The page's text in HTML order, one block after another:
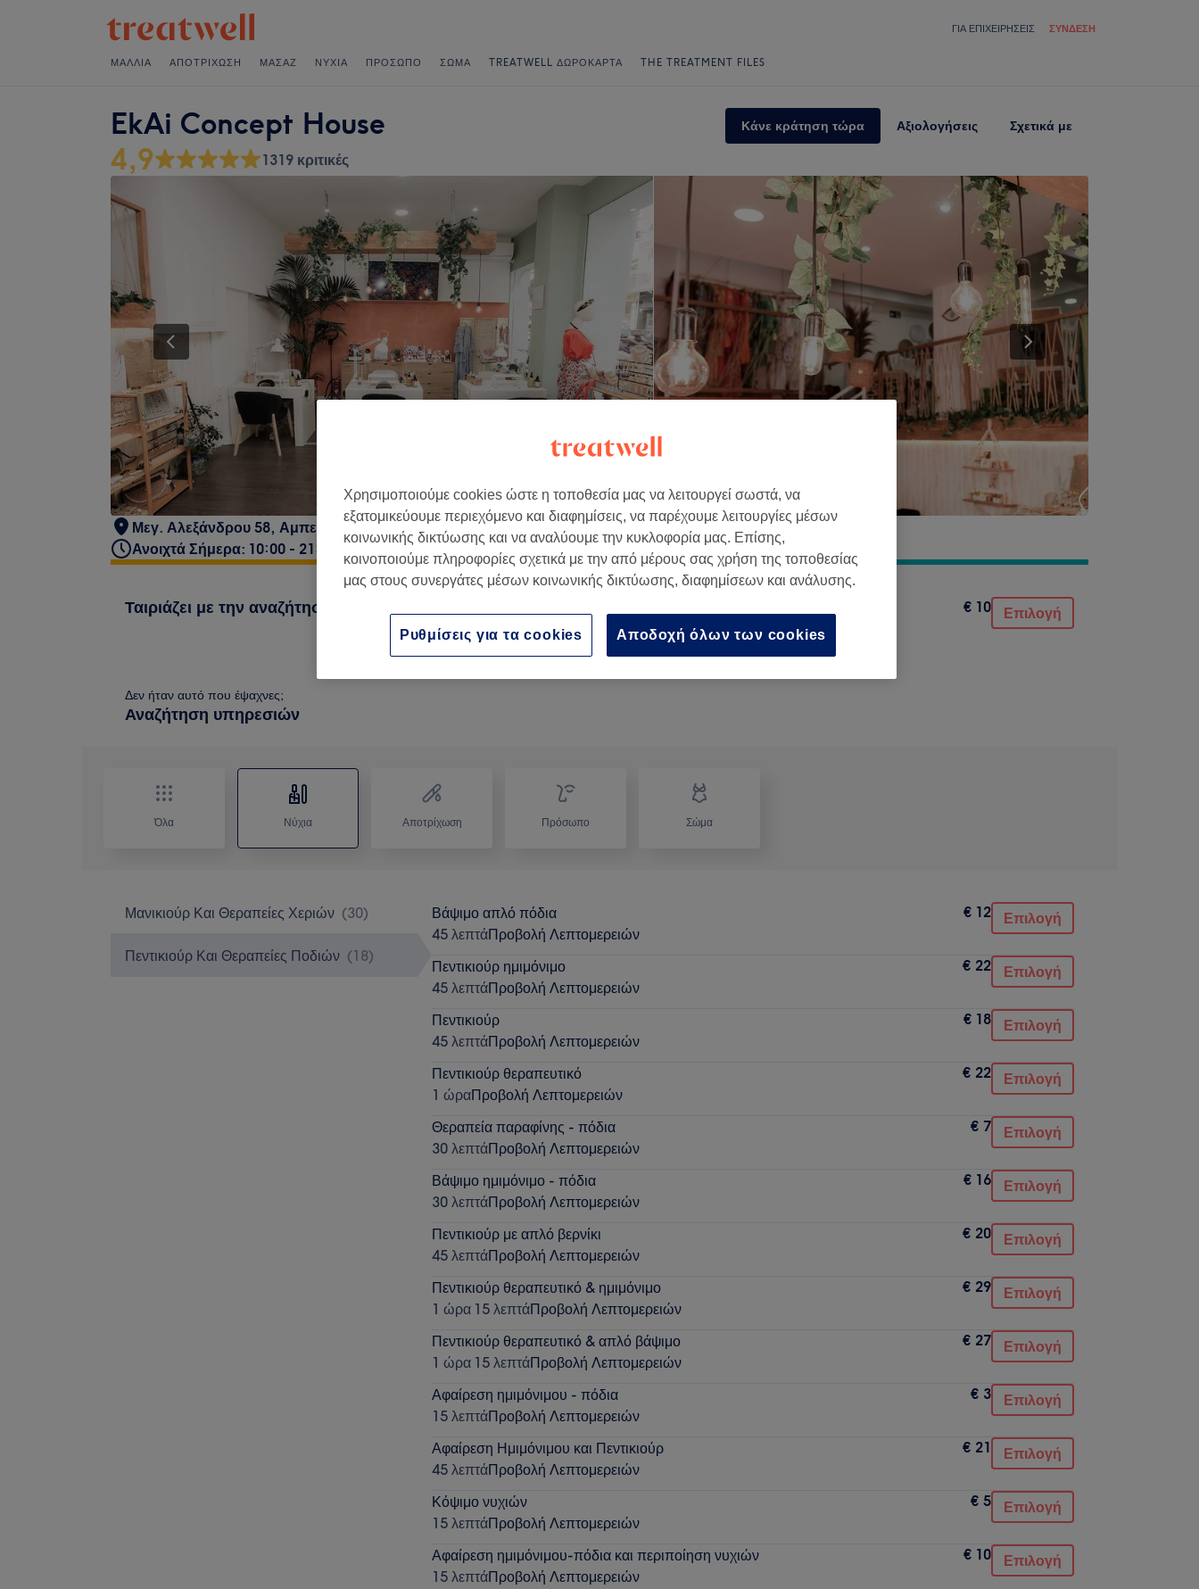
ΓΙΑ ΕΠΙΧΕΙΡΉΣΕΙΣ ΣΎΝΔΕΣΗ
ΜΑΛΛΙΆ ΑΠΟΤΡΊΧΩΣΗ ΜΑΣΆΖ ΝΎΧΙΑ ΠΡΌΣΩΠΟ ΣΏΜΑ TREATWELL ΔΩΡΟΚΆΡΤΑ THE TREATMENT FILES
EkAi Concept House Κάνε κράτηση τώρα Αξιολογήσεις Σχετικά με
4,9 1319 κριτικές
Μεγ. Αλεξάνδρου 58, Αμπελόκηποι 561 21, Ελλάδα
Ανοιχτά Σήμερα: 10:00 - 21:00
Ταιριάζει με την αναζήτησή σου
30 λεπτάΠροβολή Λεπτομερειών
€ 10 Επιλογή
Δεν ήταν αυτό που έψαχνες;
Αναζήτηση υπηρεσιών
Όλα Νύχια Αποτρίχωση Πρόσωπο Σώμα
Μανικιούρ Και Θεραπείες Χεριών (30)
Πεντικιούρ Και Θεραπείες Ποδιών (18)
Βάψιμο απλό πόδια
45 λεπτάΠροβολή Λεπτομερειών
€ 12 Επιλογή
Πεντικιούρ ημιμόνιμο
45 λεπτάΠροβολή Λεπτομερειών
€ 22 Επιλογή
Πεντικιούρ
45 λεπτάΠροβολή Λεπτομερειών
€ 18 Επιλογή
Πεντικιούρ θεραπευτικό
1 ώραΠροβολή Λεπτομερειών
€ 22 Επιλογή
Θεραπεία παραφίνης - πόδια
30 λεπτάΠροβολή Λεπτομερειών
€ 7 Επιλογή
Βάψιμο ημιμόνιμο - πόδια
30 λεπτάΠροβολή Λεπτομερειών
€ 16 Επιλογή
Πεντικιούρ με απλό βερνίκι
45 λεπτάΠροβολή Λεπτομερειών
€ 20 Επιλογή
Πεντικιούρ θεραπευτικό & ημιμόνιμο
1 ώρα 15 λεπτάΠροβολή Λεπτομερειών
€ 29 Επιλογή
Πεντικιούρ θεραπευτικό & απλό βάψιμο
1 ώρα 15 λεπτάΠροβολή Λεπτομερειών
€ 27 Επιλογή
Αφαίρεση ημιμόνιμου - πόδια
15 λεπτάΠροβολή Λεπτομερειών
€ 3 Επιλογή
Αφαίρεση Ημιμόνιμου και Πεντικιούρ
45 λεπτάΠροβολή Λεπτομερειών
€ 21 Επιλογή
Κόψιμο νυχιών
15 λεπτάΠροβολή Λεπτομερειών
€ 5 Επιλογή
Αφαίρεση ημιμόνιμου-πόδια και περιποίηση νυχιών
15 λεπτάΠροβολή Λεπτομερειών
€ 10 Επιλογή
Χρησιμοποιούμε cookies ώστε η τοποθεσία μας να λειτουργεί σωστά, να
εξατομικεύουμε περιεχόμενο και διαφημίσεις, να παρέχουμε λειτουργίες μέσων
κοινωνικής δικτύωσης και να αναλύουμε την κυκλοφορία μας. Επίσης,
κοινοποιούμε πληροφορίες σχετικά με την από μέρους σας χρήση της τοποθεσίας
μας στους συνεργάτες μέσων κοινωνικής δικτύωσης, διαφημίσεων και ανάλυσης.
Αποδοχή όλων των cookies
Ρυθμίσεις για τα cookies